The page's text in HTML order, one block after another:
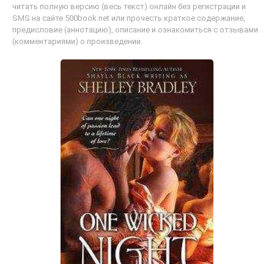
читать полную версию (весь текст) онлайн без регистрации и
SMS на сайте 500book.net или прочесть краткое содержание,
предисловие (аннотацию), описание и ознакомиться с отзывами
(комментариями) о произведении.